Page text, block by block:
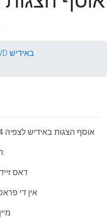
DVD באידיש
אוסף הצגות באידיש לצפיה 4 - שעות של צפיה לכל המשפחה
התוכן:
דאס
אין די